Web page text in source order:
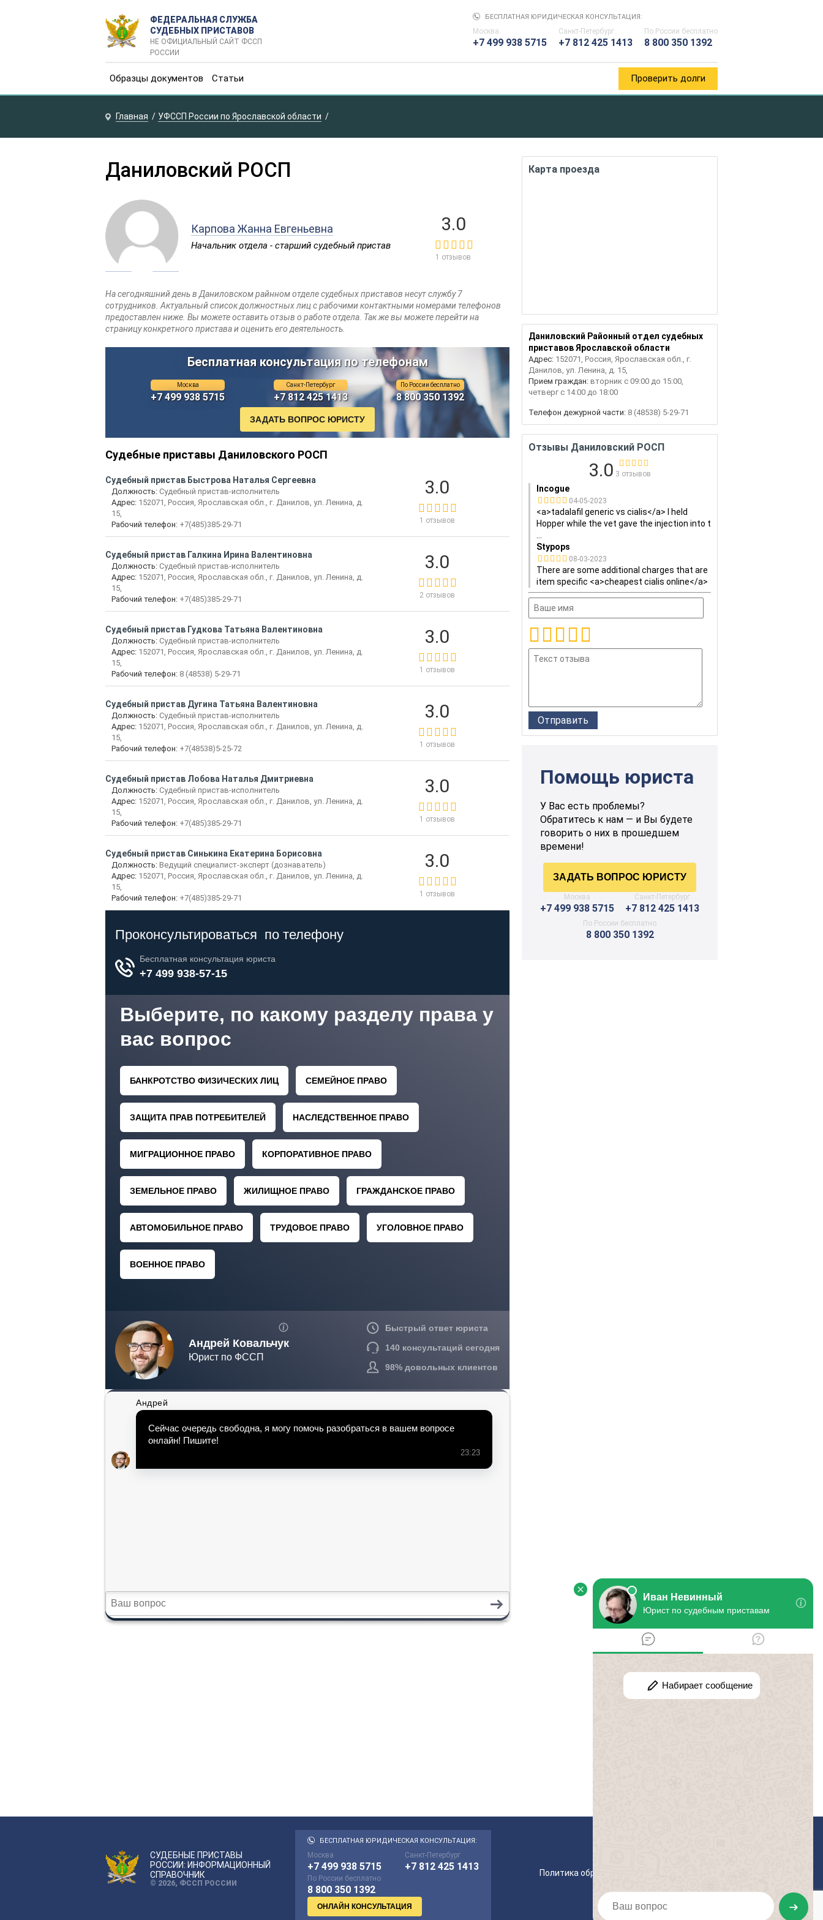
ФЕДЕРАЛЬНАЯ СЛУЖБА
СУДЕБНЫХ ПРИСТАВОВ
НЕ ОФИЦИАЛЬНЫЙ САЙТ ФССП
РОССИИ
БЕСПЛАТНАЯ ЮРИДИЧЕСКАЯ КОНСУЛЬТАЦИЯ:
Москва
+7 499 938 5715
Санкт-Петербург
+7 812 425 1413
По России бесплатно
8 800 350 1392
Образцы документов Статьи Проверить долги
Главная УФССП России по Ярославской области
Даниловский РОСП
Карпова Жанна Евгеньевна
Начальник отдела - старший судебный пристав
3.0
1 отзывов
На сегодняшний день в Даниловском райнном отделе судебных приставов несут службу 7
сотрудников. Актуальный список должностных лиц с рабочими контактными номерами телефонов
предоставлен ниже. Вы можете оставить отзыв о работе отдела. Так же вы можете перейти на
страницу конкретного пристава и оценить его деятельность.
Бесплатная консультация по телефонам
Москва
+7 499 938 5715
Санкт-Петербург
+7 812 425 1413
По России бесплатно
8 800 350 1392
Судебные приставы Даниловского РОСП
Судебный пристав Быстрова Наталья Сергеевна
Должность: Судебный пристав-исполнитель
Адрес: 152071, Россия, Ярославская обл., г. Данилов, ул. Ленина, д.
15,
Рабочий телефон: +7(485)385-29-71
3.0
1 отзывов
Судебный пристав Галкина Ирина Валентиновна
Должность: Судебный пристав-исполнитель
Адрес: 152071, Россия, Ярославская обл., г. Данилов, ул. Ленина, д.
15,
Рабочий телефон: +7(485)385-29-71
3.0
2 отзывов
Судебный пристав Гудкова Татьяна Валентиновна
Должность: Судебный пристав-исполнитель
Адрес: 152071, Россия, Ярославская обл., г. Данилов, ул. Ленина, д.
15,
Рабочий телефон: 8 (48538) 5-29-71
3.0
1 отзывов
Судебный пристав Дугина Татьяна Валентиновна
Должность: Судебный пристав-исполнитель
Адрес: 152071, Россия, Ярославская обл., г. Данилов, ул. Ленина, д.
15,
Рабочий телефон: +7(48538)5-25-72
3.0
1 отзывов
Судебный пристав Лобова Наталья Дмитриевна
Должность: Судебный пристав-исполнитель
Адрес: 152071, Россия, Ярославская обл., г. Данилов, ул. Ленина, д.
15,
Рабочий телефон: +7(485)385-29-71
3.0
1 отзывов
Судебный пристав Синькина Екатерина Борисовна
Должность: Ведущий специалист-эксперт (дознаватель)
Адрес: 152071, Россия, Ярославская обл., г. Данилов, ул. Ленина, д.
15,
Рабочий телефон: +7(485)385-29-71
3.0
1 отзывов
Карта проезда
Даниловский Районный отдел судебных
приставов Ярославской области
Адрес: 152071, Россия, Ярославская обл., г.
Данилов, ул. Ленина, д. 15,
Прием граждан: вторник с 09:00 до 15:00,
четверг с 14:00 до 18:00
Телефон дежурной части: 8 (48538) 5-29-71
Отзывы Даниловский РОСП
3.0 3 отзывов
Incogue
04-05-2023
<a>tadalafil generic vs cialis</a> I held
Hopper while the vet gave the injection into t
Stypops
08-03-2023
There are some additional charges that are
item specific <a>cheapest cialis online</a>
Помощь юриста
У Вас есть проблемы?
Обратитесь к нам — и Вы будете
говорить о них в прошедшем
времени!
Москва
+7 499 938 5715
Санкт-Петербург
+7 812 425 1413
По России бесплатно
8 800 350 1392
СУДЕБНЫЕ ПРИСТАВЫ
РОССИИ: ИНФОРМАЦИОННЫЙ
СПРАВОЧНИК
© 2026, ФССП РОССИИ
БЕСПЛАТНАЯ ЮРИДИЧЕСКАЯ КОНСУЛЬТАЦИЯ:
Москва
+7 499 938 5715
Санкт-Петербург
+7 812 425 1413
По России бесплатно
8 800 350 1392
Политика обработки персональных данных